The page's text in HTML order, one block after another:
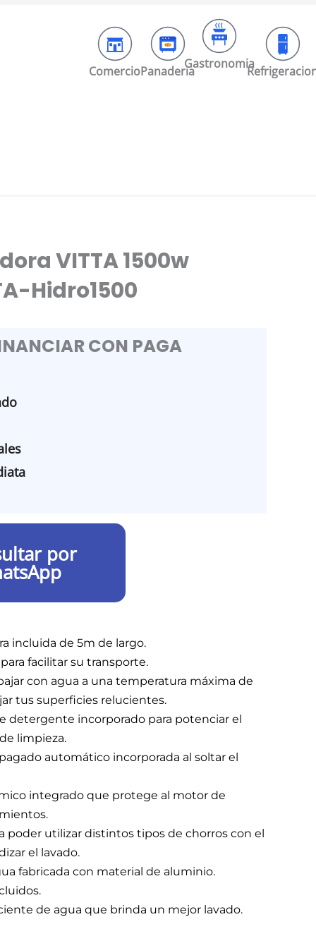
Gastronomia
Panaderia
Comercio
VITTA 1500w
Hidro1500
CON PAGA
por
incluida de 5m de largo.
facilitar su transporte.
con agua a una temperatura máxima de
tus superficies relucientes.
detergente incorporado para potenciar el
limpieza.
automático incorporada al soltar el
integrado que protege al motor de
poder utilizar distintos tipos de chorros con el
el lavado.
fabricada con material de aluminio.
de agua que brinda un mejor lavado.